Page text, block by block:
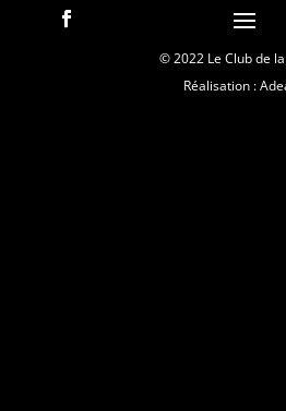
© 2022 Le Club de
Réalisation :